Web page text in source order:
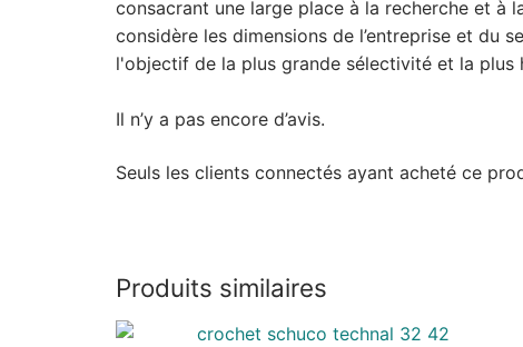
consacrant une large place à la recherche et à
considère les dimensions de l’entreprise et du
l'objectif de la plus grande sélectivité et la plus
Il n’y a pas encore d’avis.
Seuls les clients connectés ayant acheté ce
Produits similaires